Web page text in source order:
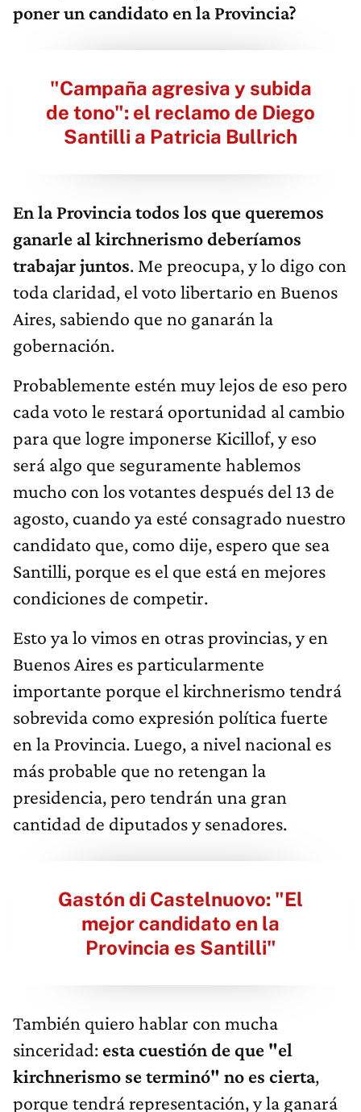
poner un candidato en la Provincia?
"Campaña agresiva y subida
de tono": el reclamo de Diego
Santilli a Patricia Bullrich
En la Provincia todos los que queremos
ganarle al kirchnerismo deberíamos
trabajar juntos. Me preocupa, y lo digo con
toda claridad, el voto libertario en Buenos
Aires, sabiendo que no ganarán la
gobernación.
Probablemente estén muy lejos de eso pero
cada voto le restará oportunidad al cambio
para que logre imponerse Kicillof, y eso
será algo que seguramente hablemos
mucho con los votantes después del 13 de
agosto, cuando ya esté consagrado nuestro
candidato que, como dije, espero que sea
Santilli, porque es el que está en mejores
condiciones de competir.
Esto ya lo vimos en otras provincias, y en
Buenos Aires es particularmente
importante porque el kirchnerismo tendrá
sobrevida como expresión política fuerte
en la Provincia. Luego, a nivel nacional es
más probable que no retengan la
presidencia,pero tendrán una gran
cantidad de diputados y senadores.
Gastón di Castelnuovo: "El
mejor candidato en la
Provincia es Santilli"
También quiero hablar con mucha
sinceridad: esta cuestión de que "el
kirchnerismo se terminó" no es cierta,
porque tendrá representación, y la ganará